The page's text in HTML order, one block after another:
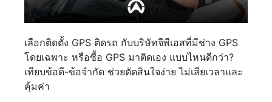
เลือกติดตั้ง GPS ติดรถ กับบริษัทจีพีเอสที่มีช่าง GPS
โดยเฉพาะ หรือซื้อ GPS มาติดเอง แบบไหนดีกว่า?
เทียบข้อดี-ข้อจำกัด ช่วยตัดสินใจง่าย ไม่เสียเวลาและ
คุ้มค่า